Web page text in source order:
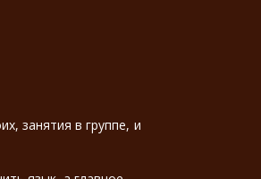
занятия в группе, и